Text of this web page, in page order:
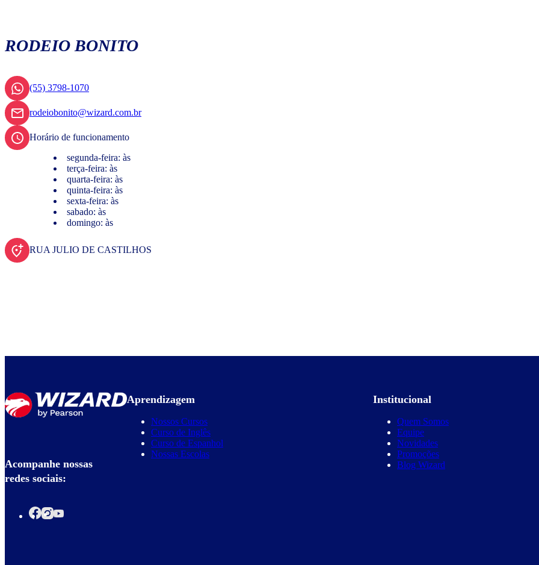
RODEIO BONITO
(55) 3798-1070
rodeiobonito@wizard.com.br
Horário de funcionamento
segunda-feira: às
terça-feira: às
quarta-feira: às
quinta-feira: às
sexta-feira: às
sabado: às
domingo: às
RUA JULIO DE CASTILHOS
Acompanhe nossas
redes sociais:
Aprendizagem
Nossos Cursos
Curso de Inglês
Curso de Espanhol
Nossas Escolas
Institucional
Quem Somos
Equipe
Novidades
Promoções
Blog Wizard